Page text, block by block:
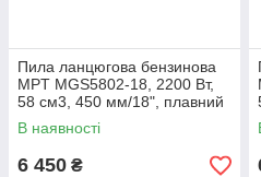
Пила ланцюгова бензинова
MPT MGS5802-18, 2200 Вт,
58 см3, 450 мм/18", плавний
пуск
В наявності
6 450 ₴